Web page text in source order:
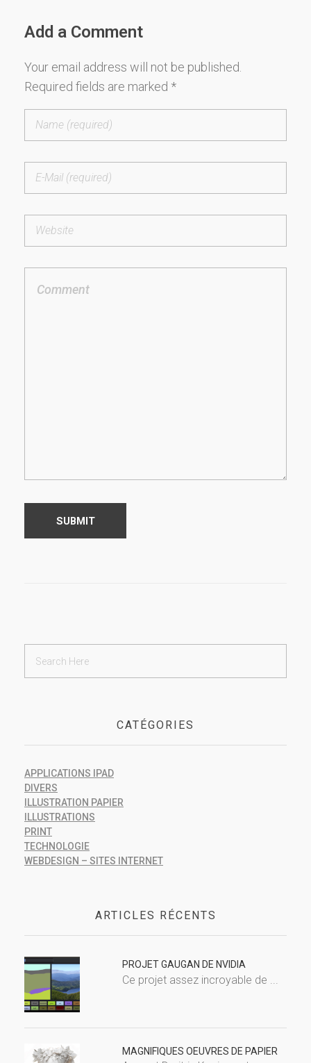
Add a Comment
Your email address will not be published.
Required fields are marked *
CATÉGORIES
APPLICATIONS IPAD
DIVERS
ILLUSTRATION PAPIER
ILLUSTRATIONS
PRINT
TECHNOLOGIE
WEBDESIGN – SITES INTERNET
ARTICLES RÉCENTS
PROJET GAUGAN DE NVIDIA
Ce projet assez incroyable de ...
MAGNIFIQUES OEUVRES DE PAPIER